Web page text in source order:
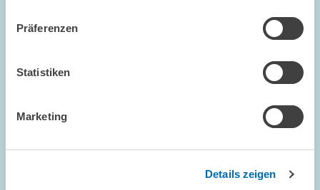
Präferenzen
Statistiken
Marketing
Details zeigen
Bild
Ansicht